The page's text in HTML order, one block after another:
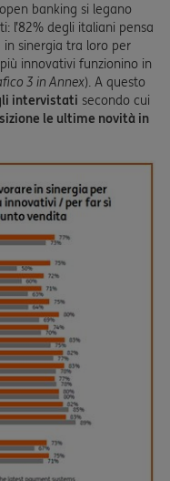
banking si legano
l’82% degli italiani pensa
sinergia tra loro per
innovativi funzionino in
3 in Annex). A questo
intervistati secondo cui
le ultime novità in